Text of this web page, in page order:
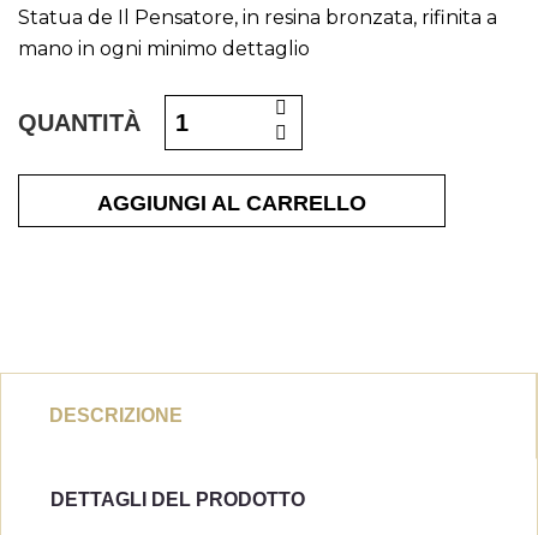
Statua de Il Pensatore, in resina bronzata, rifinita a
mano in ogni minimo dettaglio
QUANTITÀ
AGGIUNGI AL CARRELLO
DESCRIZIONE
DETTAGLI DEL PRODOTTO